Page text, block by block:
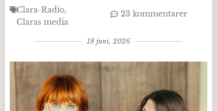
Clara-Radio
Claras media
23 kommentarer
18 juni, 2026